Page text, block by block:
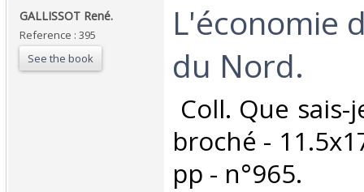
‎GALLISSOT René.‎
Reference : 395
See the book
‎L'économie
du Nord.‎
Coll. Que sais-
broché -
pp - n°965. ‎